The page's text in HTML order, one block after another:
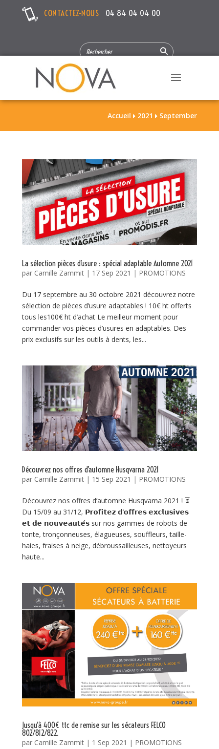
CONTACTEZ-NOUS 04 84 04 04 00
SEARCH
FOR:
Search Button
Accueil  2021  September
La sélection pièces d’usure : spécial adaptable Automne 2021
par Camille Zammit| 17 Sep 2021 | PROMOTIONS
Du 17 septembre au 30 octobre 2021 découvrez notre
sélection de pièces d’usure adaptables ! 10€ ht offerts
tous les100€ ht d’achat Le meilleur moment pour
commander vos pièces d’usures en adaptables. Des
prix exclusifs sur les outils à dents, les...
Découvrez nos offres d’automne Husqvarna 2021
par Camille Zammit| 15 Sep 2021 | PROMOTIONS
Découvrez nos offres d’automne Husqvarna 2021 ! ⏳
Du 15/09 au 31/12, 𝗣𝗿𝗼𝗳𝗶𝘁𝗲𝘇 𝗱’𝗼𝗳𝗳𝗿𝗲𝘀 𝗲𝘅𝗰𝗹𝘂𝘀𝗶𝘃𝗲𝘀
𝗲𝘁 𝗱𝗲 𝗻𝗼𝘂𝘃𝗲𝗮𝘂𝘁𝗲́𝘀 sur nos gammes de robots de
tonte, tronçonneuses, élagueuses, souffleurs, taille-
haies, fraises à neige, débroussailleuses, nettoyeurs
haute...
Jusqu’à 400€ ttc de remise sur les sécateurs FELCO
802/812/822.
par Camille Zammit| 1 Sep 2021 | PROMOTIONS